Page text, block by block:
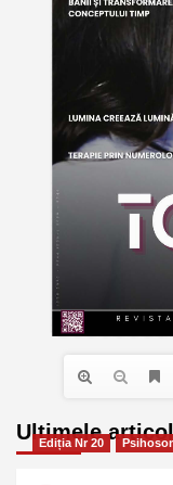
Ultimele
Ediția Nr 20